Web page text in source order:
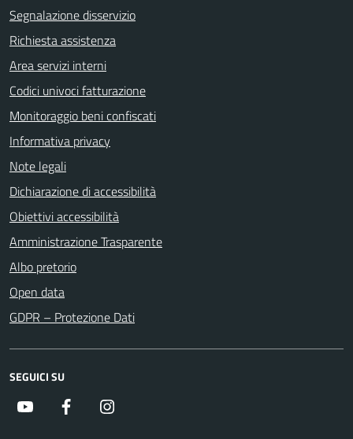
Segnalazione disservizio
Richiesta assistenza
Area servizi interni
Codici univoci fatturazione
Monitoraggio beni confiscati
Informativa privacy
Note legali
Dichiarazione di accessibilità
Obiettivi accessibilità
Amministrazione Trasparente
Albo pretorio
Open data
GDPR – Protezione Dati
SEGUICI SU
Youtube Facebook